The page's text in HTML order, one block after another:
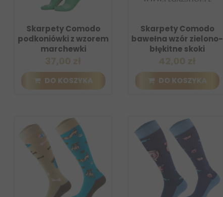
Skarpety Comodo
podkoniówki z wzorem
marchewki
DO KOSZYKA
Skarpety Comodo
bawełna wzór zielono-
błękitne skoki
DO KOSZYKA